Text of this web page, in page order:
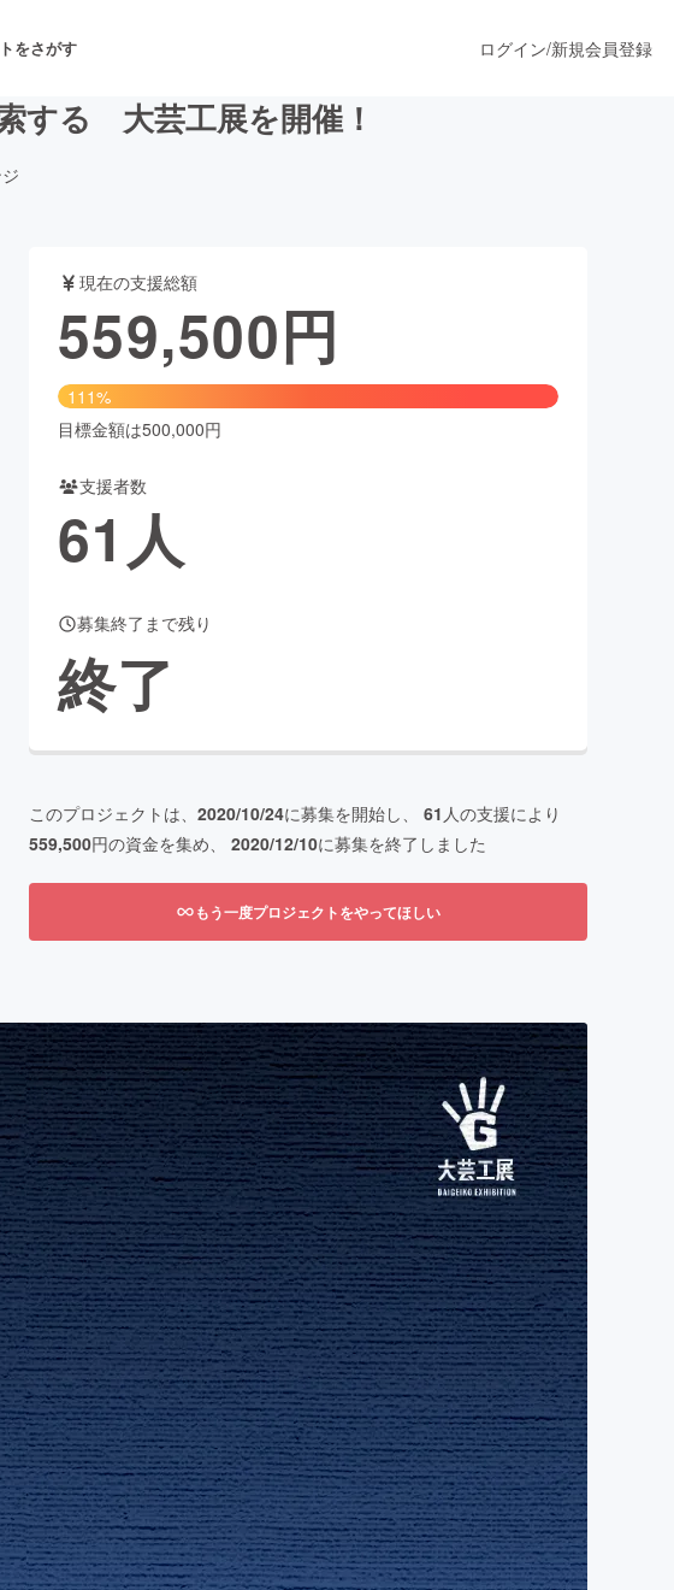
をさがす
フォーマンス
食店 ファッション
画
ィー・ヘルスケア
ィ
ログイン/新規会員登録
する 大芸工展を開催！
現在の支援総額
559,500円
111%
目標金額は500,000円
支援者数
61 人
募集終了まで残り
終了
このプロジェクトは、 2020/10/24に募集を開始し、 61 人の支援により
559,500円の資金を集め、 2020/12/10に募集を終了しました
もう一度プロジェクトをやってほしい